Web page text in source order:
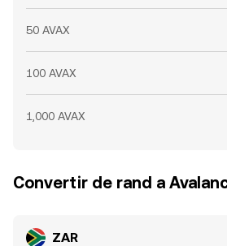
50 AVAX
100 AVAX
1,000 AVAX
Convertir de rand a
ZAR